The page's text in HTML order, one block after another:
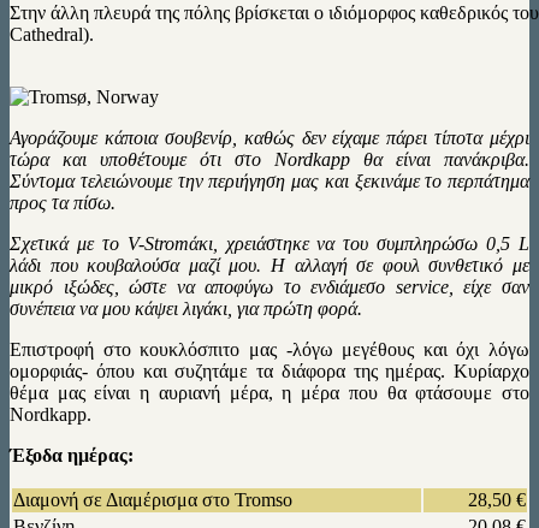
Στην άλλη πλευρά της πόλης βρίσκεται ο ιδιόμορφος καθεδρικός
Cathedral).
Αγοράζουμε κάποια σουβενίρ, καθώς δεν είχαμε πάρει τίποτα μέχρι
τώρα και υποθέτουμε ότι στο Nordkapp θα είναι πανάκριβα.
Σύντομα τελειώνουμε την περιήγηση μας και ξεκινάμε το περπάτημα
προς τα πίσω.
Σχετικά με το V-Stromάκι, χρειάστηκε να του συμπληρώσω 0,5 L
λάδι που κουβαλούσα μαζί μου. Η αλλαγή σε φουλ συνθετικό με
μικρό ιξώδες, ώστε να αποφύγω το ενδιάμεσο service, είχε σαν
συνέπεια να μου κάψει λιγάκι, για πρώτη φορά.
Επιστροφή στο κουκλόσπιτο μας -λόγω μεγέθους και όχι λόγω
ομορφιάς- όπου και συζητάμε τα διάφορα της ημέρας. Κυρίαρχο
θέμα μας είναι η αυριανή μέρα, η μέρα που θα φτάσουμε στο
Nordkapp.
Έξοδα ημέρας:
Διαμονή σε Διαμέρισμα στο Tromso
28,50 €